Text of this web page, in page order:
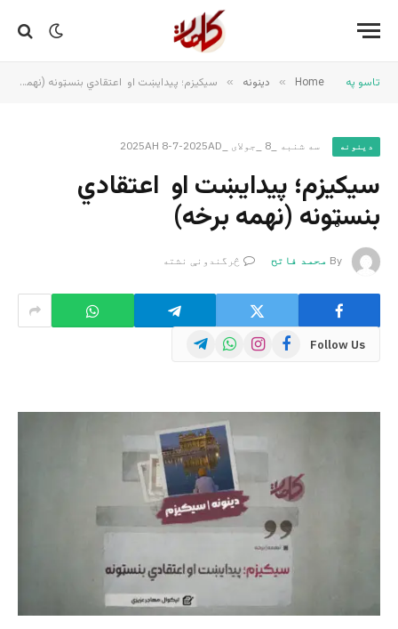
تاسو په Home
» دینونه » سیکیزم؛ پیدایښت او اعتقادي بنسټونه (نهمه برخه)
دینونه سه شنبه _8 _جولای _2025AH 8-7-2025AD
سیکیزم؛ پیدایښت او اعتقادي
بنسټونه (نهمه برخه)
By محمد فاتح څرگندونې نشته
Follow Us
Facebook
Instagram
WhatsApp
Telegram